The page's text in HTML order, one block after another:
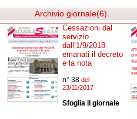
Archivio giornale(6)
Cessazioni dal
servizio
dall’1/9/2018
emanati il decreto
e la nota
n° 38 del
23/11/2017
Sfoglia il giornale